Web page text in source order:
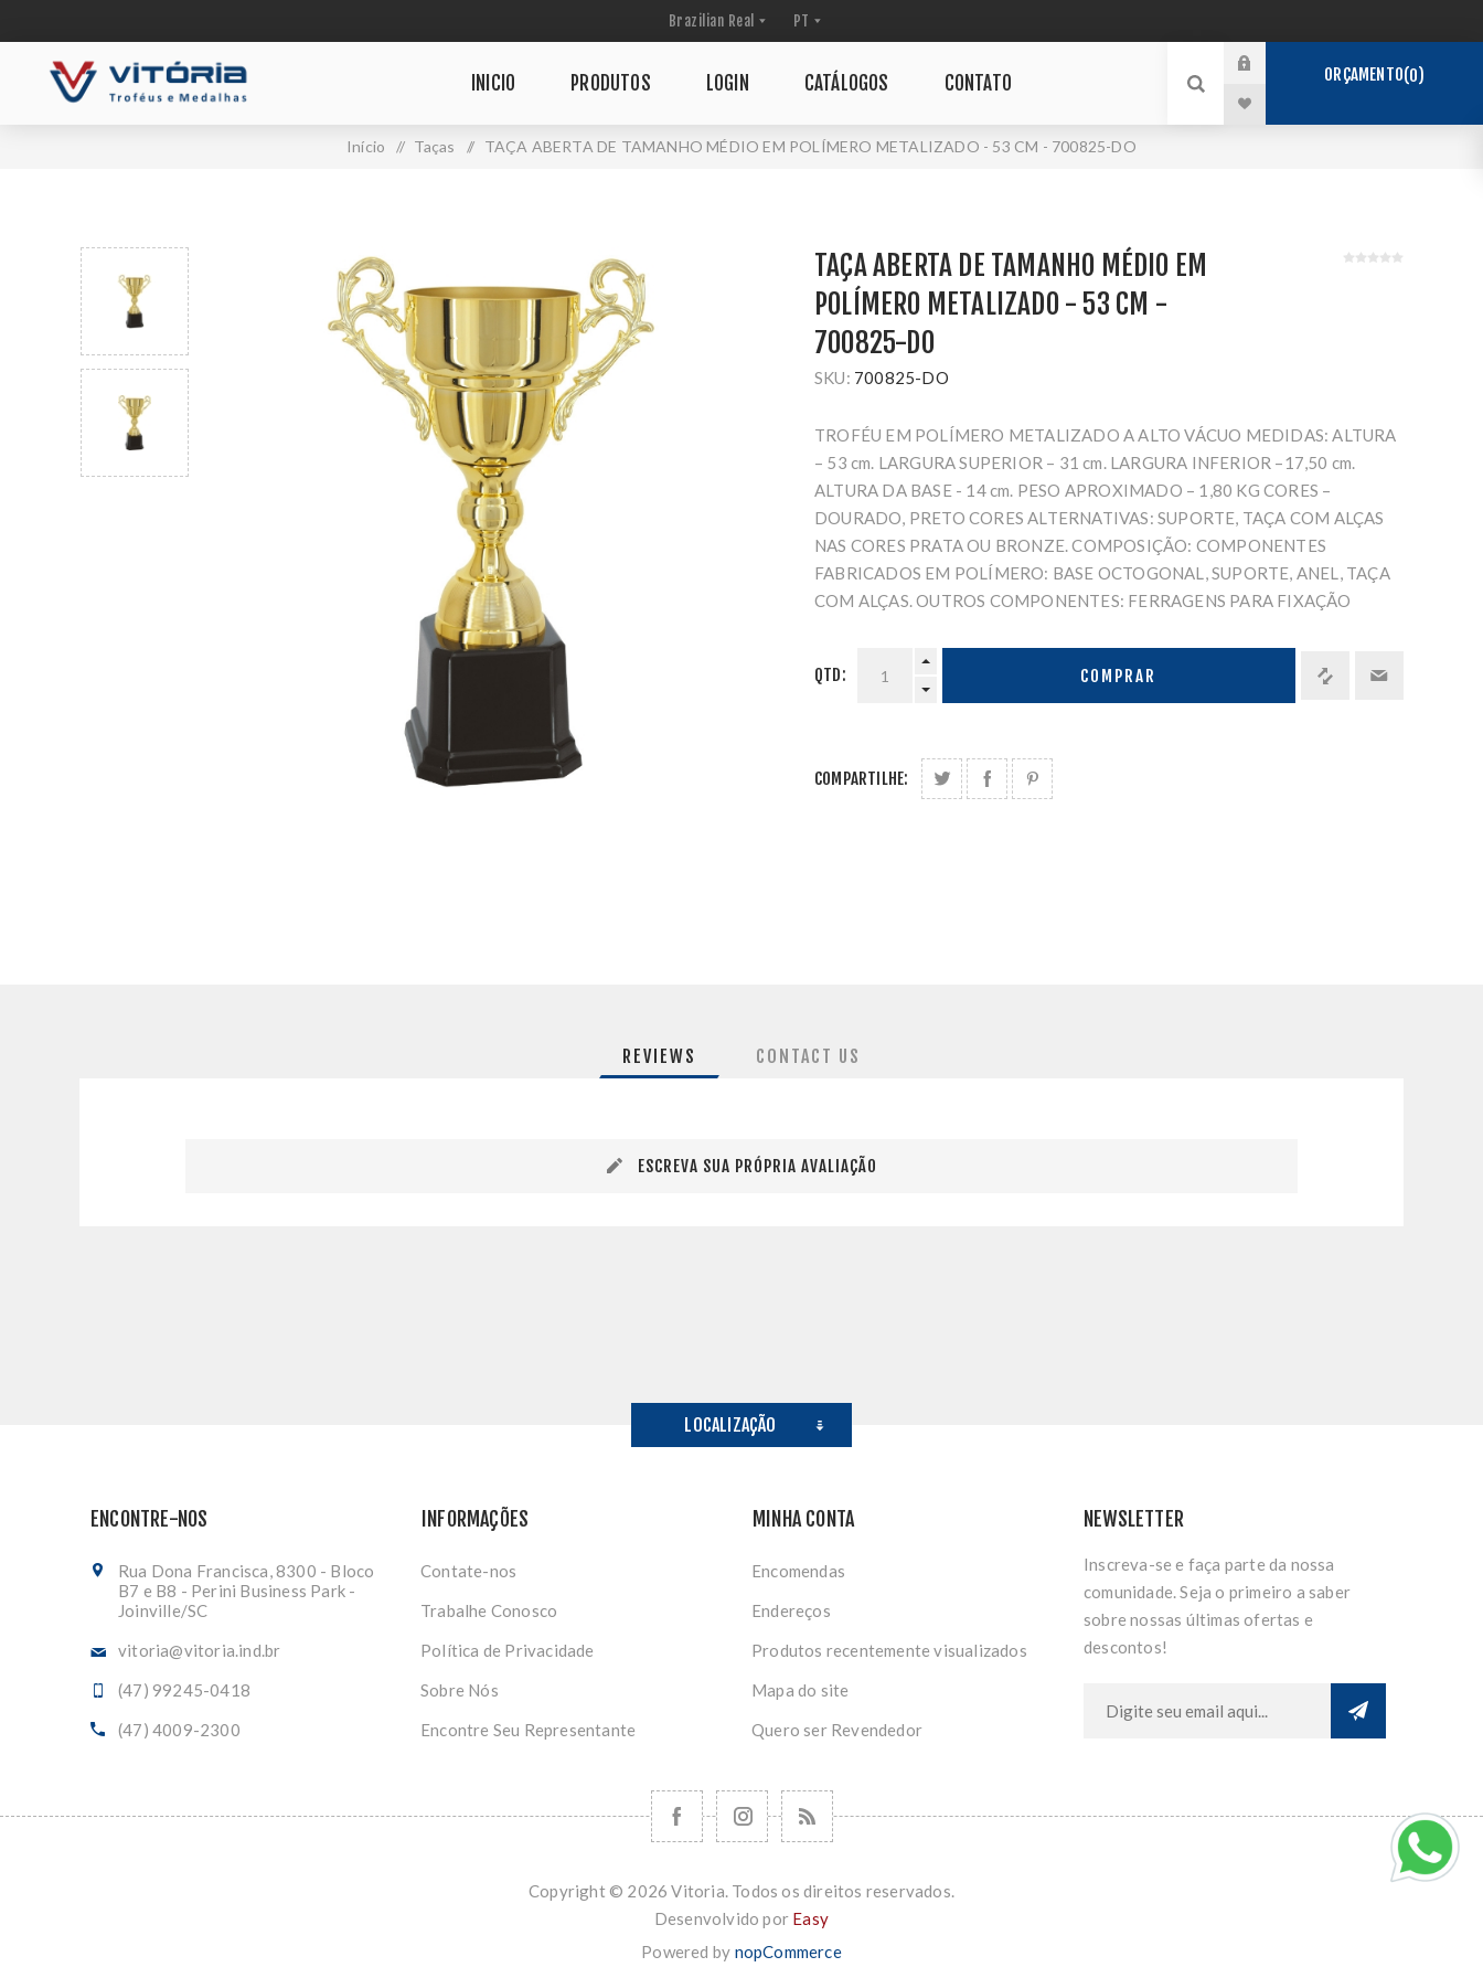
INICIO PRODUTOS LOGIN CATÁLOGOS CONTATO ORÇAMENTO 0
Início / Taças / TAÇA ABERTA DE TAMANHO MÉDIO EM POLÍMERO METALIZADO - 53 CM - 700825-DO
TAÇA ABERTA DE TAMANHO MÉDIO EM
POLÍMERO METALIZADO - 53 CM -
700825-DO
SKU: 700825-DO
TROFÉU EM POLÍMERO METALIZADO A ALTO VÁCUO MEDIDAS: ALTURA
– 53 cm. LARGURA SUPERIOR – 31 cm. LARGURA INFERIOR –17,50 cm.
ALTURA DA BASE - 14 cm. PESO APROXIMADO – 1,80 KG CORES –
DOURADO, PRETO CORES ALTERNATIVAS: SUPORTE, TAÇA COM ALÇAS
NAS CORES PRATA OU BRONZE. COMPOSIÇÃO: COMPONENTES
FABRICADOS EM POLÍMERO: BASE OCTOGONAL, SUPORTE, ANEL, TAÇA
COM ALÇAS. OUTROS COMPONENTES: FERRAGENS PARA FIXAÇÃO
QTD: COMPRAR
COMPARTILHE:
REVIEWS CONTACT US
ESCREVA SUA PRÓPRIA AVALIAÇÃO
LOCALIZAÇÃO
ENCONTRE-NOS
Rua Dona Francisca, 8300 - Bloco
B7 e B8 - Perini Business Park -
Joinville/SC
vitoria@vitoria.ind.br
(47) 99245-0418
(47) 4009-2300
INFORMAÇÕES
Contate-nos
Trabalhe Conosco
Política de Privacidade
Sobre Nós
Encontre Seu Representante
MINHA CONTA
Encomendas
Endereços
Produtos recentemente visualizados
Mapa do site
Quero ser Revendedor
NEWSLETTER
Inscreva-se e faça parte da nossa
comunidade. Seja o primeiro a saber
sobre nossas últimas ofertas e
descontos!
Copyright © 2026 Vitoria. Todos os direitos reservados.
Desenvolvido por Easy
Powered by nopCommerce